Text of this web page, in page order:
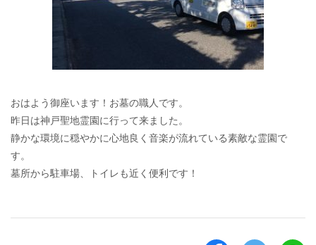
おはよう御座います！お墓の職人です。
昨日は神戸聖地霊園に行って来ました。
静かな環境に穏やかに心地良く音楽が流れている素敵な霊園で
す。
墓所から駐車場、トイレも近く便利です！